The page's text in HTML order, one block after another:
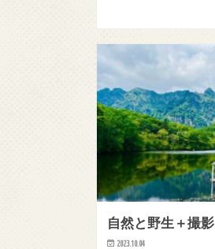
自然と野生＋撮影
2023.10.04